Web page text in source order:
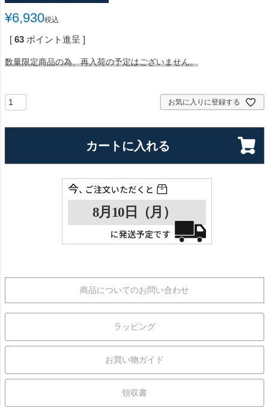
¥6,930税込
[ 63 ポイント進呈 ]
数量限定商品の為、再入荷の予定はございません。
お気に入りに登録する
カートに入れる
商品についてのお問い合わせ
ラッピング
お買い物ガイド
領収書